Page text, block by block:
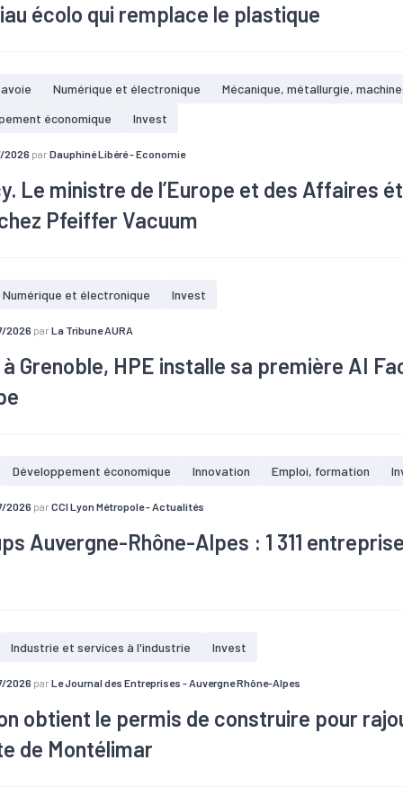
écolo qui remplace le plastique
variés, en remplaçant en grande partie les produits d’origine
obtenus sont recyclables. Le Monistrolien Édouard
Numérique et électronique
Mécanique, métallurgie,
économique
Invest
2026 par Dauphiné Libéré - Economie
Le ministre de l’Europe et des Affaires
Pfeiffer Vacuum
des solutions du vide qui joue un rôle stratégique dans la
Numérique et électronique Invest
2026 par La Tribune AURA
à Grenoble, HPE installe sa première AI
Développement économique Innovation Emploi, formation
2026 par CCI Lyon Métropole - Actualités
Auvergne-Rhône-Alpes : 1 311
dynamique dans la région.
Industrie et services à l'industrie Invest
2026 par Le Journal des Entreprises - Auvergne Rhône-Alpes
obtient le permis de construire pour
de Montélimar